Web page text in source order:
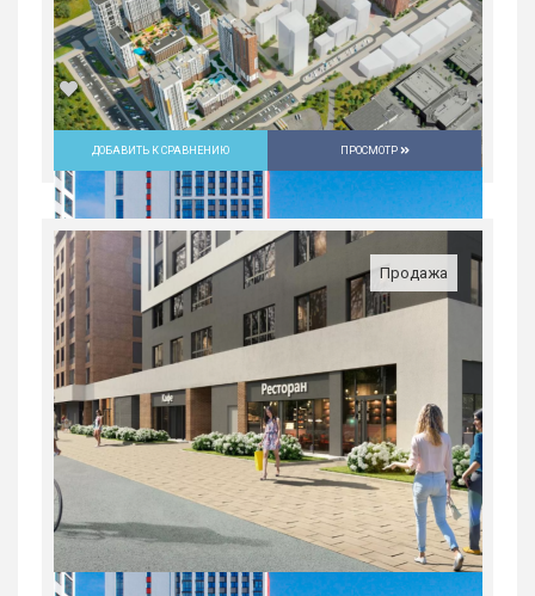
3-комн. квартира в ЖК «Русь» на
ВИЗе...
Россия, Свердловская область,
Екатеринбург
8 963 100 руб.
20/31
ДОБАВИТЬ К СРАВНЕНИЮ ПРОСМОТР
Продажа